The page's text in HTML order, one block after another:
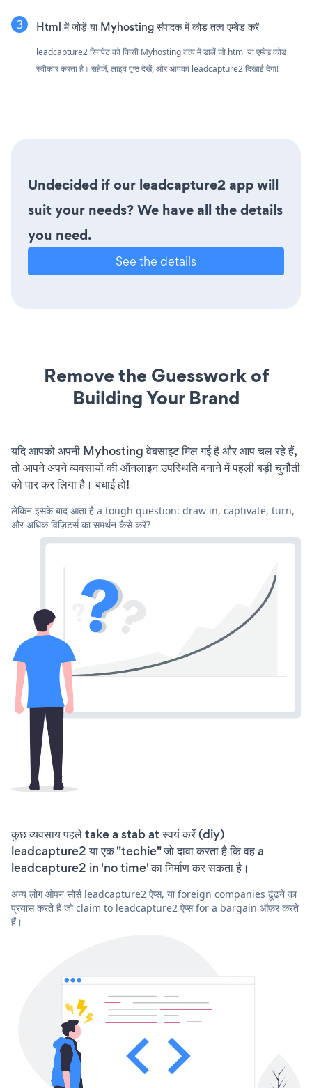
Html में जोड़ें या Myhosting संपादक में कोड तत्व एम्बेड करें
leadcapture2 स्निपेट को किसी Myhosting तत्व में डालें जो html या एम्बेड कोड
स्वीकार करता है। सहेजें, लाइव पृष्ठ देखें, और आपका leadcapture2 दिखाई देगा!
Undecided if our leadcapture2 app will
suit your needs? We have all the details
you need.
See the details
Remove the Guesswork of
Building Your Brand
यदि आपको अपनी Myhosting वेबसाइट मिल गई है और आप चल रहे हैं,
तो आपने अपने व्यवसायों की ऑनलाइन उपस्थिति बनाने में पहली बड़ी चुनौती
को पार कर लिया है। बधाई हो!
लेकिन इसके बाद आता है a tough question: draw in, captivate, turn,
और अधिक विज़िटर्स का समर्थन कैसे करें?
कुछ व्यवसाय पहले take a stab at स्वयं करें (diy)
leadcapture2 या एक "techie" जो दावा करता है कि वह a
leadcapture2 in 'no time' का निर्माण कर सकता है।
अन्य लोग ओपन सोर्स leadcapture2 ऐप्स, या foreign companies ढूंढने का
प्रयास करते हैं जो claim to leadcapture2 ऐप्स for a bargain ऑफ़र करते
हैं।